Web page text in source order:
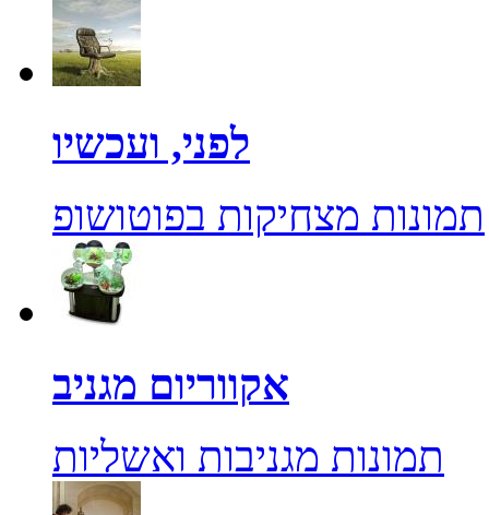
לפני, ועכשיו
תמונות מצחיקות בפוטושופ
אקווריום מגניב
תמונות מגניבות ואשליות